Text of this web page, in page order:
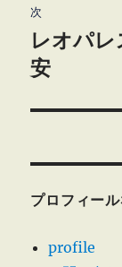
ゲ
ー
ン
次
次
の
稿:
レオパ
安
プロフィー
profile